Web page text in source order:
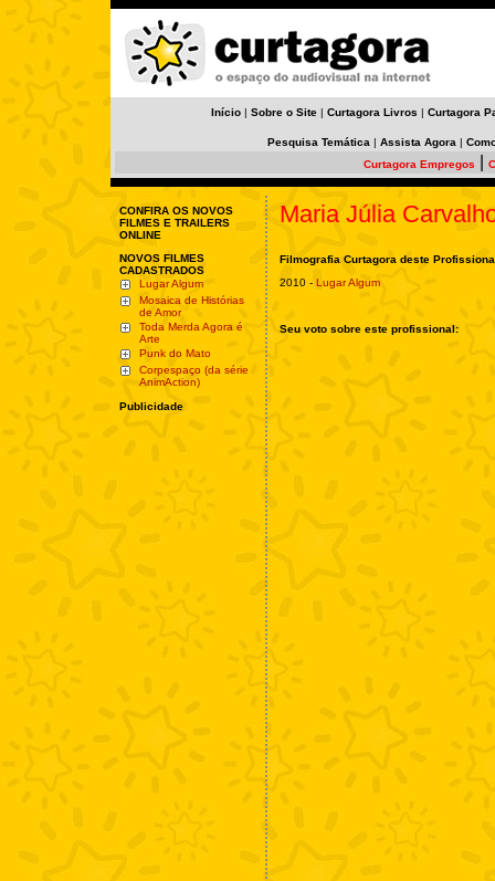
Início | Sobre o Site | Curtagora Livros | Curtagora
Pesquisa Temática | Assista Agora |
Curtagora Empregos
CONFIRA OS NOVOS
FILMES E TRAILERS
ONLINE
NOVOS FILMES
CADASTRADOS
Lugar Algum
Mosaica de Histórias
de Amor
Toda Merda Agora é
Arte
Punk do Mato
Corpespaço (da série
AnimAction)
Publicidade
Maria Júlia
Filmografia Curtagora deste
2010 - Lugar Algum
Seu voto sobre este profissional: